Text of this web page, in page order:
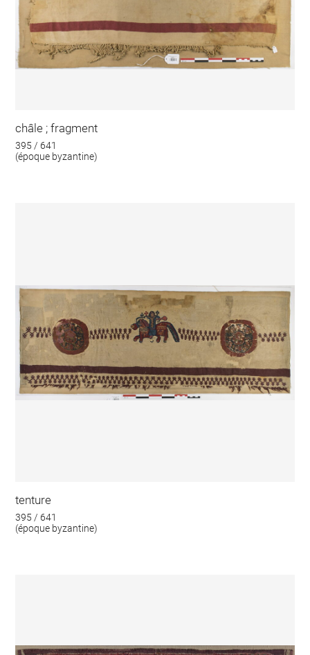
châle ; fragment
395 / 641
(époque byzantine)
tenture
395 / 641
(époque byzantine)